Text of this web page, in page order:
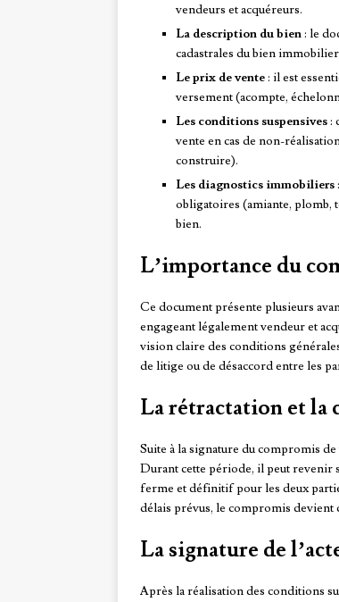
vendeurs et acquéreurs.
La description du bien: le
cadastrales du bien
Le prix de vente: il est
versement (acompte,
Les conditions suspensives:
vente en cas de non-
construire).
Les diagnostics immobiliers
obligatoires (amiante, plomb,
bien.
L’importance du
Ce document présente plusieurs
engageant légalement vendeur et
vision claire des conditions
de litige ou de désaccord entre les
La rétractation et la
Suite à la signature du compromis
Durant cette période, il peut revenir
ferme et définitif pour les deux
délais prévus, le compromis devient
La signature de
Après la réalisation des conditions